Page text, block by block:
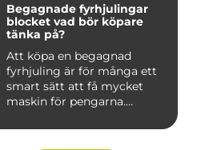
Begagnade fyrhjulingar
blocket vad bör köpare
tänka på?
Att köpa en begagnad
fyrhjuling är för många ett
smart sätt att få mycket
maskin för pengarna.